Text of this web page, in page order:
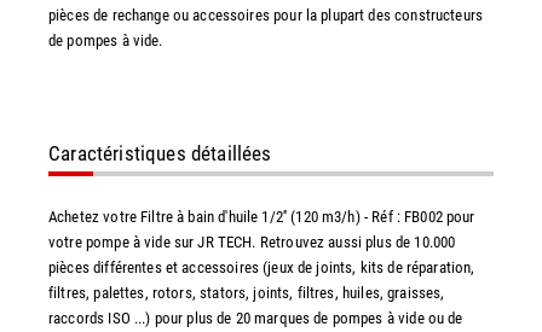
pièces de rechange ou accessoires pour la plupart des constructeurs
de pompes à vide.
Caractéristiques détaillées
Achetez votre Filtre à bain d'huile 1/2'' (120 m3/h) - Réf : FB002 pour
votre pompe à vide sur JR TECH. Retrouvez aussi plus de 10.000
pièces différentes et accessoires (jeux de joints, kits de réparation,
filtres, palettes, rotors, stators, joints, filtres, huiles, graisses,
raccords ISO ...) pour plus de 20 marques de pompes à vide ou de